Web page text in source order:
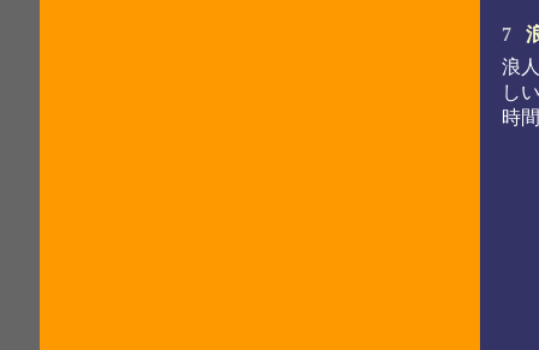
7
浪
し
時